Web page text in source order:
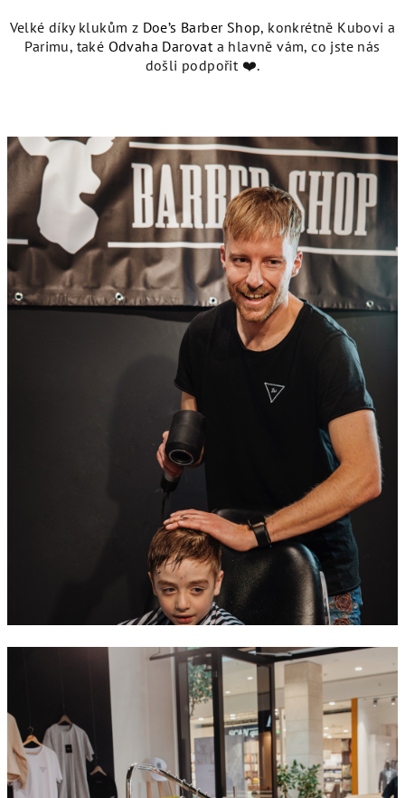
Velké díky klukům z Doe’s Barber Shop, konkrétně Kubovi a
Parimu, také Odvaha Darovata hlavně vám, co jste nás
došli podpořit ❤️‍.